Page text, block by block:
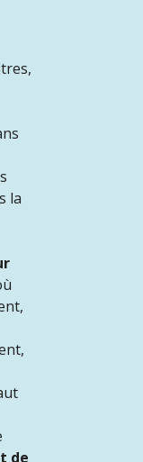
la
de